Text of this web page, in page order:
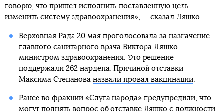
говорю, что пришел исполнить поставленную цель —
изменить систему здравоохранения», — сказал Ляшко.
Верховная Рада 20 мая проголосовала за назначение
главного санитарного врача Виктора Ляшко
министром здравоохранения. Это решение
поддержали 262 нардепа. Причиной отставки
Максима Степанова назвали провал вакцинации.
Ранее во фракции «Слуга народа» предупредили, что
могут поднять вопрос об отставке Ляшко с должности